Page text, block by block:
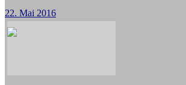
22. Mai 2016